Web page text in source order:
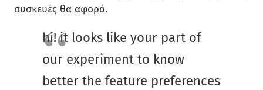
συσκευές θα αφορά.
hi! it looks like your part of
our experiment to know
better the feature preferences